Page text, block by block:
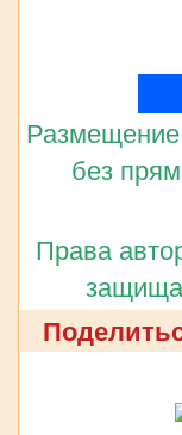
Размещение
без
Права